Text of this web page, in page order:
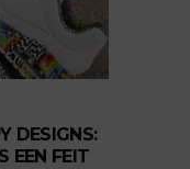
DESIGNS:
EEN FEIT